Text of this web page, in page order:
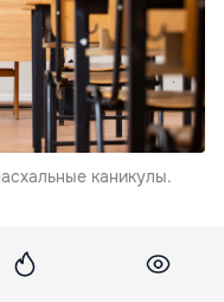
каникулы.
повышенное
особенно вблизи